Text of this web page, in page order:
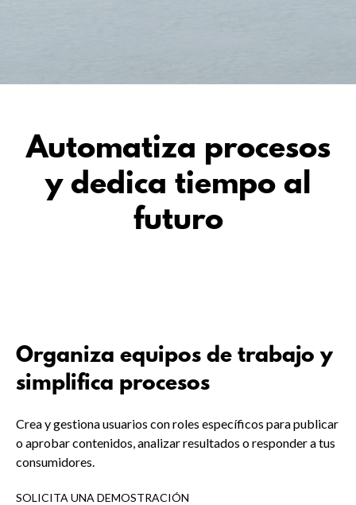
Automatiza procesos
y dedica tiempo al
futuro
Organiza equipos de trabajo y
simplifica procesos
Crea y gestiona usuarios con roles específicos para publicar
o aprobar contenidos, analizar resultados o responder a tus
consumidores.
SOLICITA UNA DEMOSTRACIÓN